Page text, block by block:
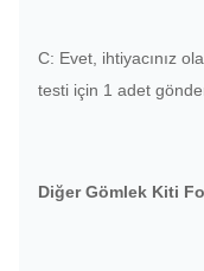
C: Evet, ihtiyacınız
testi için 1 adet
Diğer Gömlek Kiti